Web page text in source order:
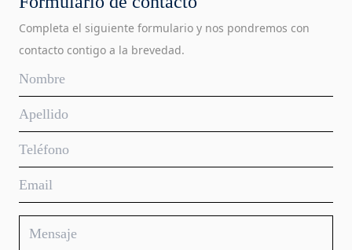
Completa el siguiente formulario y nos pondremos con
contacto contigo a la brevedad.